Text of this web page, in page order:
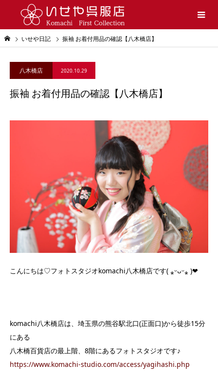
いせや日記 振袖 お着付用品の確認【八木橋店】
八木橋店 2020.10.29
振袖 お着付用品の確認【八木橋店】
こんにちは♡フォトスタジオkomachi八木橋店です( ⁎ᵕᴗᵕ⁎ )❤︎
komachi八木橋店は、埼玉県の熊谷駅北口(正面口)から徒歩15分
にある
八木橋百貨店の最上階、8階にあるフォトスタジオです♪
https://www.komachi-studio.com/access/yagihashi.php